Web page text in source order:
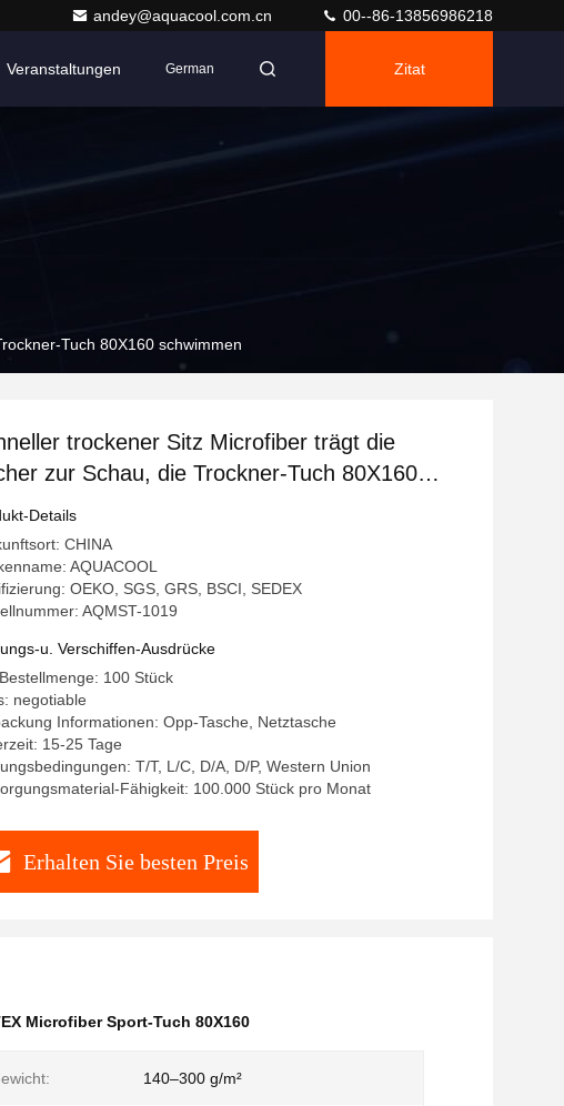
andey@aquacool.com.cn 00--86-13856986218
Veranstaltungen German Zitat
Tuch 80X160 schwimmen
trockener Sitz Microfiber trägt die
zur Schau, die Trockner-Tuch 80X160
Details
CHINA
AQUACOOL
OEKO, SGS, GRS, BSCI, SEDEX
AQMST-1019
u. Verschiffen-Ausdrücke
100 Stück
negotiable
Informationen: Opp-Tasche, Netztasche
15-25 Tage
T/T, L/C, D/A, D/P, Western Union
Fähigkeit: 100.000 Stück pro Monat
Erhalten Sie besten Preis
Microfiber Sport-Tuch 80X160
140–300 g/m²